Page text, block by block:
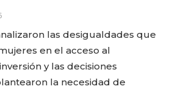
las desigualdades que
en el acceso al
y las decisiones
la necesidad de